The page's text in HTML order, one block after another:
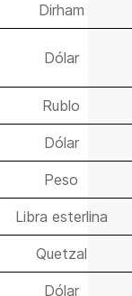
Dirham
Dólar
Rublo
Dólar
Peso
Libra esterlina
Quetzal
Dólar